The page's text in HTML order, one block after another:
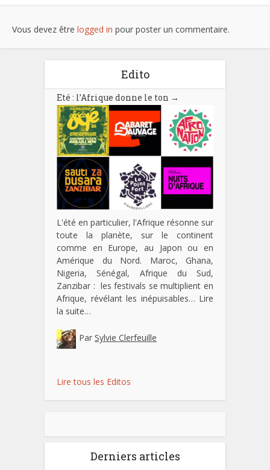
Vous devez être logged in pour poster un commentaire.
Edito
Eté : l’Afrique donne le ton →
L'été en particulier, l'Afrique résonne sur
toute la planète, sur le continent
comme en Europe, au Japon ou en
Amérique du Nord. Maroc, Ghana,
Nigeria, Sénégal, Afrique du Sud,
Zanzibar : les festivals se multiplient en
Afrique, révélant les inépuisables… Lire
la suite…
Par Sylvie Clerfeuille
Lire tous les Editos
Derniers articles